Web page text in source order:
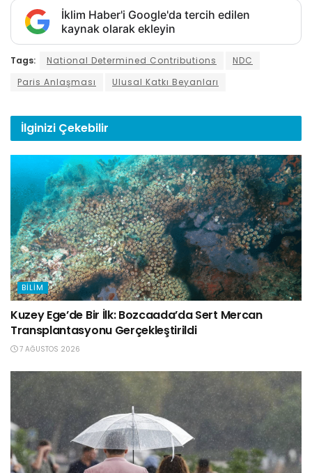
İklim Haber'i Google'da tercih edilen
kaynak olarak ekleyin
Tags: National Determined Contributions
NDC
Paris Anlaşması
Ulusal Katkı Beyanları
İlginizi Çekebilir
BILIM
Kuzey Ege’de Bir İlk: Bozcaada’da Sert Mercan
Transplantasyonu Gerçekleştirildi
7 AĞUSTOS 2026